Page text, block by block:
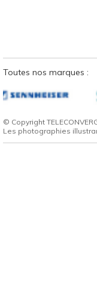
Toutes nos marques :
© Copyright
Les photographies